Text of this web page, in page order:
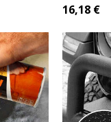
16,18 €